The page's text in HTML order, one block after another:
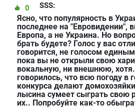
SSS:
0
Ясно, что популярность в
последнее на "Евровидении",
Европа, а не Украина. Но
брать будете? Голос у вас
говорится, не голосом
пока вы не открыли свою
вокальную, ни внешнюю,
говорилось, что всю погоду в
конкурса делают
лысина сумеет сыграть свою
их.. Попробуйте как-то